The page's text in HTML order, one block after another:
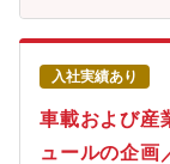
場建設の高圧受電
外）・新商品事業
等の電気設計（国
とデータ活用・自
PLC制御が主体と
入社実績あり
車載および産
ュールの企画